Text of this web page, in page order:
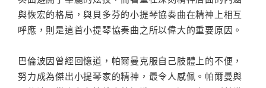
與恢宏的格局，與貝多芬的小提琴協奏曲在精神上相互
呼應，則是這首小提琴協奏曲之所以偉大的重要原因。
巴倫波因曾經回憶道，帕爾曼克服自己肢體上的不便，
努力成為傑出小提琴家的精神，最令人感佩。帕爾曼與